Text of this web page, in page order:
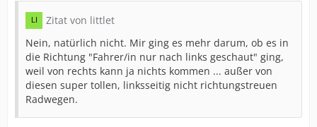
Zitat von littlet
Nein, natürlich nicht. Mir ging es mehr darum, ob es in
die Richtung "Fahrer/in nur nach links geschaut" ging,
weil von rechts kann ja nichts kommen ... außer von
diesen super tollen, linksseitig nicht richtungstreuen
Radwegen.